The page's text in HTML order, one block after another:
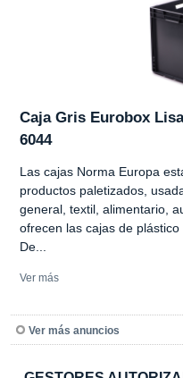
Caja Gris Eurobox
6044
Las cajas Norma Europa
productos paletizados,
general, textil, alimentario,
ofrecen las cajas de
De...
Ver más
Ver más anuncios